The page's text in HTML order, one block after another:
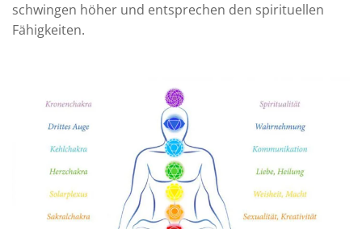
schwingen höher und entsprechen den spirituellen
Fähigkeiten.